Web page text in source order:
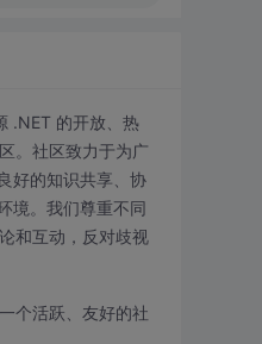
.NET 的开放、热
。社区致力于为广
好的知识共享、协
境。我们尊重不同
和互动，反对歧视
个活跃、友好的社